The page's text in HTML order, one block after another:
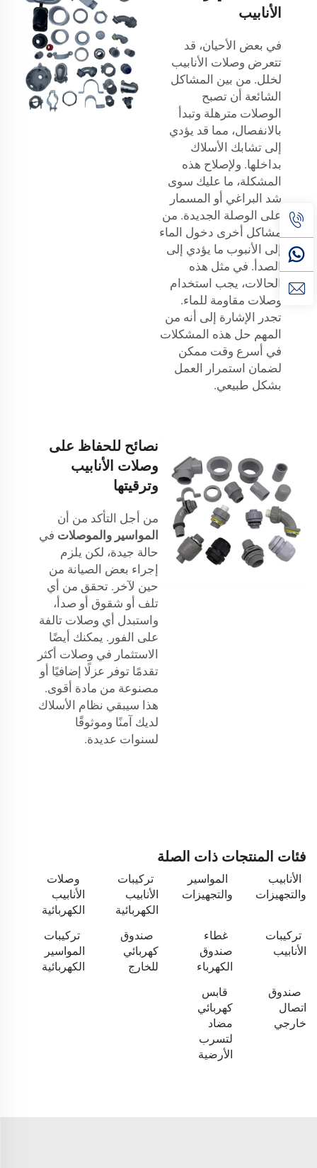
الأنابيب
في بعض الأحيان، قد
تتعرض وصلات الأنابيب
لخلل. من بين المشاكل
الشائعة أن تصبح
الوصلات مترهلة وتبدأ
بالانفصال، مما قد يؤدي
إلى تشابك الأسلاك
بداخلها. ولإصلاح هذه
المشكلة، ما عليك سوى
شد البراغي أو المسمار
على الوصلة الجديدة. من
مشاكل أخرى دخول الماء
إلى الأنبوب ما يؤدي إلى
الصدأ. في مثل هذه
الحالات، يجب استخدام
وصلات مقاومة للماء.
تجدر الإشارة إلى أنه من
المهم حل هذه المشكلات
في أسرع وقت ممكن
لضمان استمرار العمل
بشكل طبيعي.
نصائح للحفاظ على
وصلات الأنابيب
وترقيتها
من أجل التأكد من أن
المواسير والموصلات في
حالة جيدة، لكن يلزم
إجراء بعض الصيانة من
حين لآخر. تحقق من أي
تلف أو شقوق أو صدأ،
واستبدل أي وصلات تالفة
على الفور. يمكنك أيضًا
الاستثمار في وصلات أكثر
تقدمًا توفر عزلًا إضافيًا أو
مصنوعة من مادة أقوى.
هذا سيبقي نظام الأسلاك
لديك آمنًا وموثوقًا
لسنوات عديدة.
فئات المنتجات ذات الصلة
الأنابيب
والتجهيزات
المواسير
والتجهيزات
تركيبات
الأنابيب
الكهربائية
وصلات
الأنابيب
الكهربائية
تركيبات
الأنابيب
غطاء
صندوق
الكهرباء
صندوق
كهربائي
للخارج
تركيبات
المواسير
الكهربائية
صندوق
اتصال
خارجي
قابس
كهربائي
مضاد
لتسرب
الأرضية